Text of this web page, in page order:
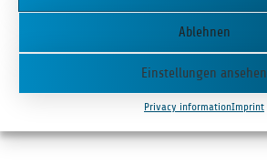
Ablehnen
Einstellungen ansehen
Privacy informationImprint
PIEZOSYS­TEM JENA GMBH
Jena